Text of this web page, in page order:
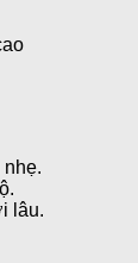
nhẹ.
lâu.